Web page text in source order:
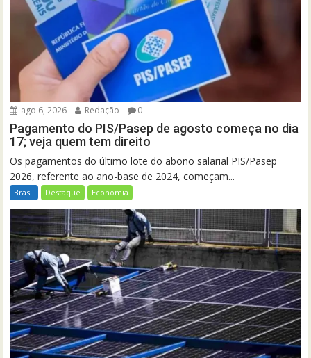
ago 6, 2026 Redação 0
Pagamento do PIS/Pasep de agosto começa no dia
17; veja quem tem direito
Os pagamentos do último lote do abono salarial PIS/Pasep
2026, referente ao ano-base de 2024, começam...
Brasil Destaque Economia